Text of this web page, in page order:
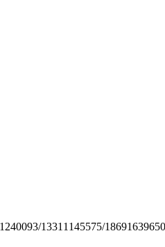
13311145575/